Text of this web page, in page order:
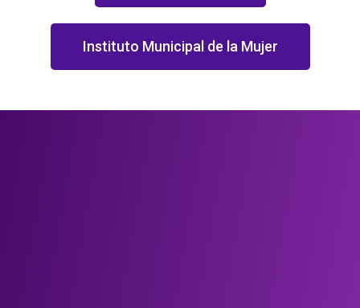
Instituto Municipal de la Mujer